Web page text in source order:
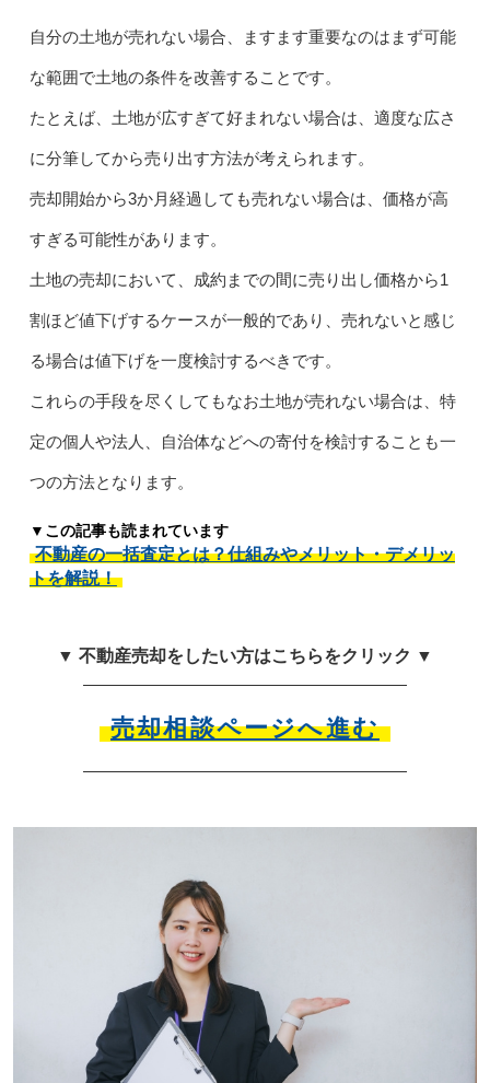
自分の土地が売れない場合、ますます重要なのはまず可能
な範囲で土地の条件を改善することです。
たとえば、土地が広すぎて好まれない場合は、適度な広さ
に分筆してから売り出す方法が考えられます。
売却開始から3か月経過しても売れない場合は、価格が高
すぎる可能性があります。
土地の売却において、成約までの間に売り出し価格から1
割ほど値下げするケースが一般的であり、売れないと感じ
る場合は値下げを一度検討するべきです。
これらの手段を尽くしてもなお土地が売れない場合は、特
定の個人や法人、自治体などへの寄付を検討することも一
つの方法となります。
▼この記事も読まれています
不動産の一括査定とは？仕組みやメリット・デメリッ
トを解説！
▼ 不動産売却をしたい方はこちらをクリック ▼
売却相談ページへ進む